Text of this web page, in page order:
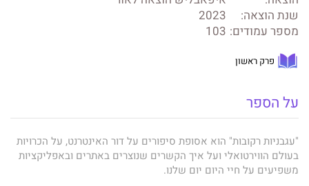
שנת הוצאה:
2023
מספר עמודים: 103
פרק ראשון
על הספר
"עגבניות רקובות" הוא אסופת סיפורים על דור האינטרנט, על הכרויות
בעולם הווירטואלי ועל איך הקשרים שנוצרים באתרים ובאפליקציות
משפיעים על חיי היום יום שלנו.